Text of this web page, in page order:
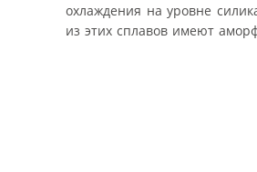
охлаждения на уровне
из этих сплавов имеют